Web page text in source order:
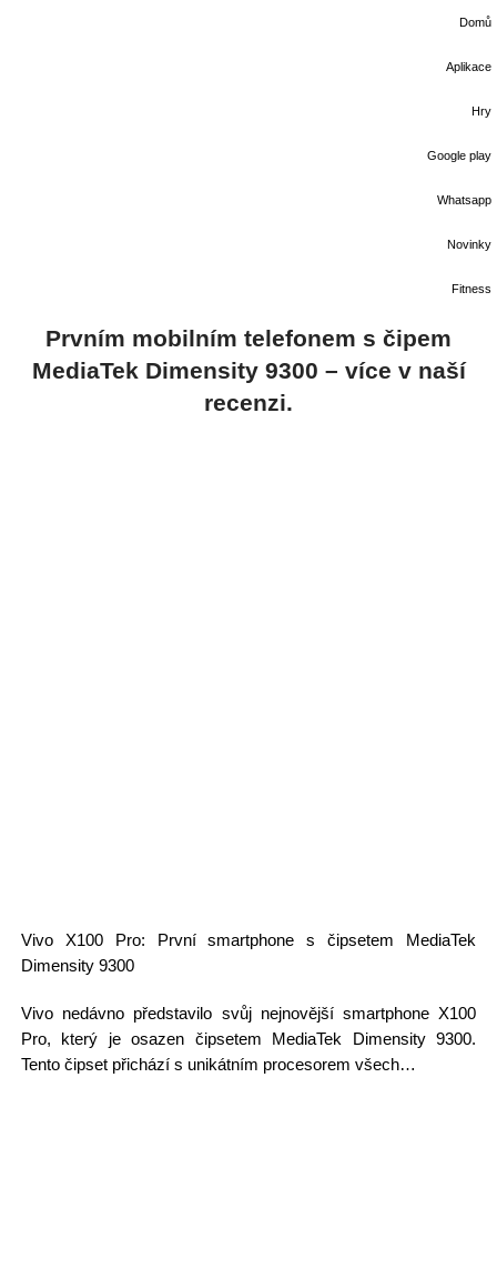
Domů
Aplikace
Hry
Google play
Whatsapp
Novinky
Fitness
Prvním mobilním telefonem s čipem
MediaTek Dimensity 9300 – více v naší
recenzi.
Vivo X100 Pro: První smartphone s čipsetem MediaTek
Dimensity 9300
Vivo nedávno představilo svůj nejnovější smartphone X100
Pro, který je osazen čipsetem MediaTek Dimensity 9300.
Tento čipset přichází s unikátním procesorem všech…